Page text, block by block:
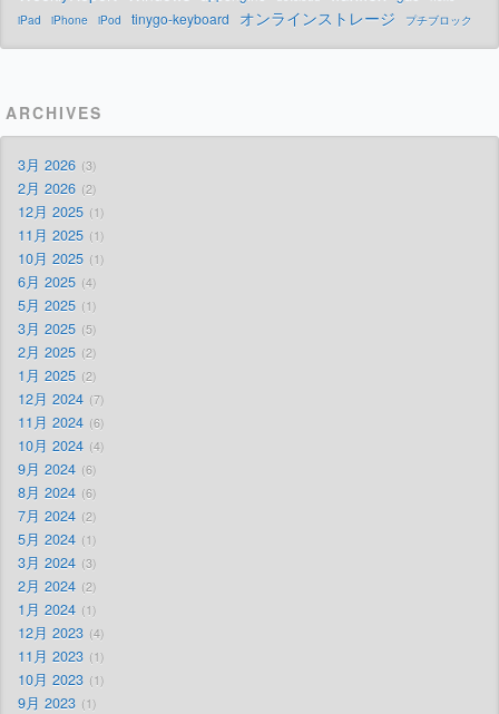
iPad
iPhone iPod tinygo-keyboard オンラインストレージ プチブロック
ARCHIVES
3月 2026 3
2月 2026 2
12月 2025 1
11月 2025 1
10月 2025 1
6月 2025 4
5月 2025 1
3月 2025 5
2月 2025 2
1月 2025 2
12月 2024 7
11月 2024 6
10月 2024 4
9月 2024 6
8月 2024 6
7月 2024 2
5月 2024 1
3月 2024 3
2月 2024 2
1月 2024 1
12月 2023 4
11月 2023 1
10月 2023 1
9月 2023 1